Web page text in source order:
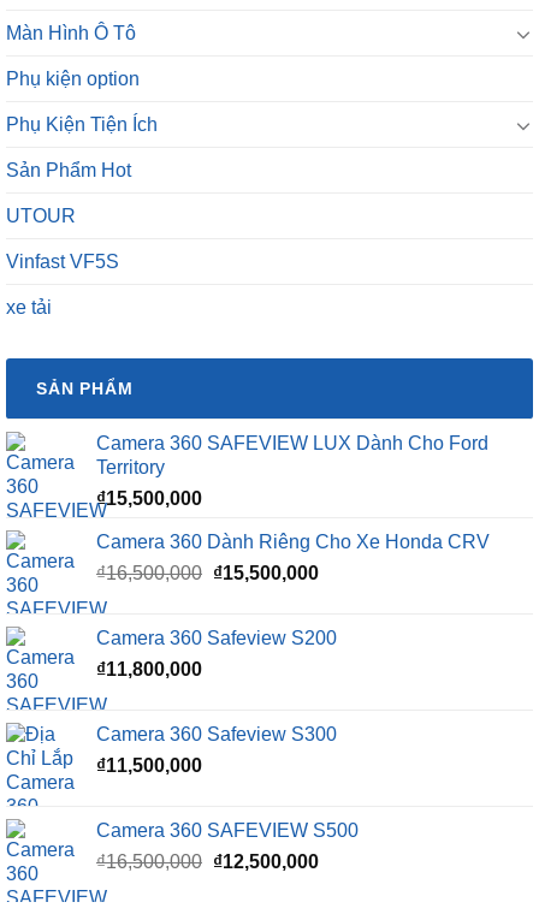
Màn Hình Ô Tô
Phụ kiện option
Phụ Kiện Tiện Ích
Sản Phẩm Hot
UTOUR
Vinfast VF5S
xe tải
SẢN PHẨM
Camera 360 SAFEVIEW LUX Dành Cho Ford
Territory
₫15,500,000
Camera 360 Dành Riêng Cho Xe Honda CRV
₫16,500,000 Giá
₫16,500,000.
₫15,500,000Giá
là:
Camera 360 Safeview S200
₫11,800,000
Camera 360 Safeview S300
₫11,500,000
Camera 360 SAFEVIEW S500
₫16,500,000 Giá
₫12,500,000Giá